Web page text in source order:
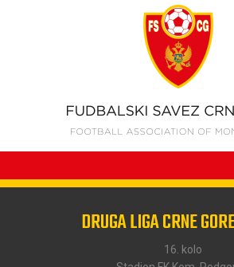
DRUGA LIGA CRNE
16. kolo